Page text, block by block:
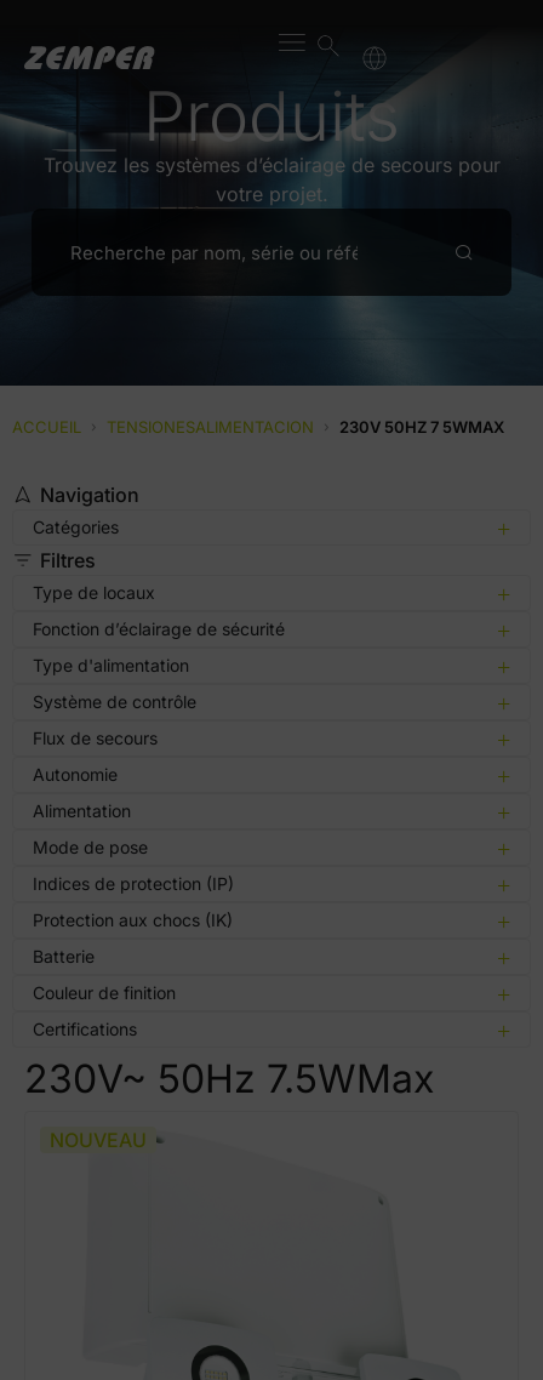
Produits
Trouvez les systèmes d’éclairage de secours pour
votre projet.
ACCUEIL › TENSIONESALIMENTACION › 230V 50HZ 7 5WMAX
Navigation
Catégories
Filtres
Type de locaux
Fonction d’éclairage de sécurité
Type d'alimentation
Système de contrôle
Flux de secours
Autonomie
Alimentation
Mode de pose
Indices de protection (IP)
Protection aux chocs (IK)
Batterie
Couleur de finition
Certifications
230V~ 50Hz 7.5WMax
NOUVEAU